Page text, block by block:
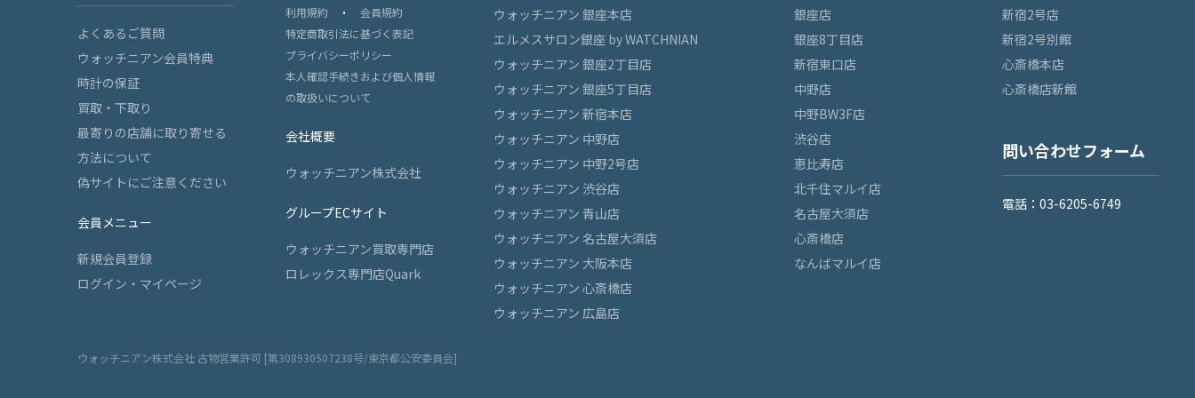
よくあるご質問
ウォッチニアン会員特典
時計の保証
買取・下取り
最寄りの店舗に取り寄せる
方法について
偽サイトにご注意ください
会員メニュー
新規会員登録
ログイン・マイページ
利用規約 ・ 会員規約
特定商取引法に基づく表記
プライバシーポリシー
本人確認手続きおよび個人情報
の取扱いについて
会社概要
ウォッチニアン株式会社
グループECサイト
ウォッチニアン買取専門店
ロレックス専門店Quark
ウォッチニアン 銀座本店
エルメスサロン銀座 by WATCHNIAN
ウォッチニアン 銀座2丁目店
ウォッチニアン 銀座5丁目店
ウォッチニアン 新宿本店
ウォッチニアン 中野店
ウォッチニアン 中野2号店
ウォッチニアン 渋谷店
ウォッチニアン 青山店
ウォッチニアン 名古屋大須店
ウォッチニアン 大阪本店
ウォッチニアン 心斎橋店
ウォッチニアン 広島店
銀座店
銀座8丁目店
新宿東口店
中野店
中野BW3F店
渋谷店
恵比寿店
北千住マルイ店
名古屋大須店
心斎橋店
なんばマルイ店
新宿2号店
新宿2号別館
心斎橋本店
心斎橋店新館
問い合わせフォーム
電話：03-6205-6749
ウォッチニアン株式会社 古物営業許可 [第308930507238号/東京都公安委員会]